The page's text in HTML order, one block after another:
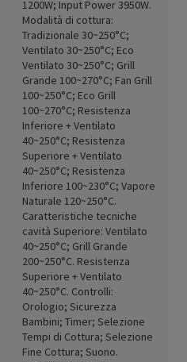
1200W; Input Power 3950W.
Modalità di cottura:
Tradizionale 30~250°C;
Ventilato 30~250°C; Eco
Ventilato 30~250°C; Grill
Grande 100~270°C; Fan Grill
100~250°C; Eco Grill
100~270°C; Resistenza
Inferiore + Ventilato
40~250°C; Resistenza
Superiore + Ventilato
40~250°C; Resistenza
Inferiore 100~230°C; Vapore
Naturale 120~250°C.
Caratteristiche tecniche
cavità Superiore: Ventilato
40~250°C; Grill Grande
200~250°C. Resistenza
Superiore + Ventilato
40~250°C. Controlli:
Orologio; Sicurezza
Bambini; Timer; Selezione
Tempi di Cottura; Selezione
Fine Cottura; Suono.